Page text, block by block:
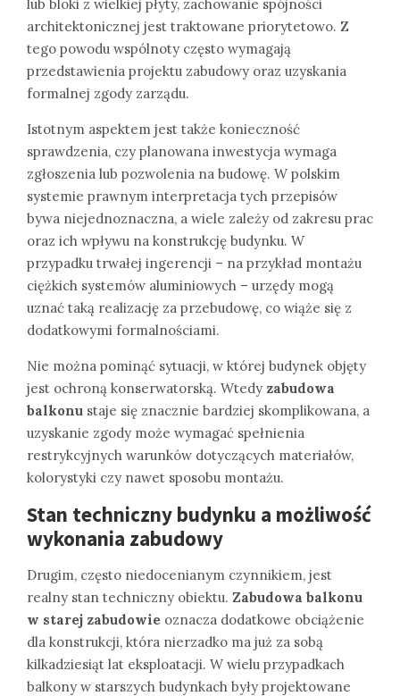
lub bloki z wielkiej płyty, zachowanie spójności
architektonicznej jest traktowane priorytetowo. Z
tego powodu wspólnoty często wymagają
przedstawienia projektu zabudowy oraz uzyskania
formalnej zgody zarządu.
Istotnym aspektem jest także konieczność
sprawdzenia, czy planowana inwestycja wymaga
zgłoszenia lub pozwolenia na budowę. W polskim
systemie prawnym interpretacja tych przepisów
bywa niejednoznaczna, a wiele zależy od zakresu prac
oraz ich wpływu na konstrukcję budynku. W
przypadku trwałej ingerencji – na przykład montażu
ciężkich systemów aluminiowych – urzędy mogą
uznać taką realizację za przebudowę, co wiąże się z
dodatkowymi formalnościami.
Nie można pominąć sytuacji, w której budynek objęty
jest ochroną konserwatorską. Wtedy zabudowa
balkonu staje się znacznie bardziej skomplikowana, a
uzyskanie zgody może wymagać spełnienia
restrykcyjnych warunków dotyczących materiałów,
kolorystyki czy nawet sposobu montażu.
Stan techniczny budynku a możliwość
wykonania zabudowy
Drugim, często niedocenianym czynnikiem, jest
realny stan techniczny obiektu. Zabudowa balkonu
w starej zabudowie oznacza dodatkowe obciążenie
dla konstrukcji, która nierzadko ma już za sobą
kilkadziesiąt lat eksploatacji. W wielu przypadkach
balkony w starszych budynkach były projektowane